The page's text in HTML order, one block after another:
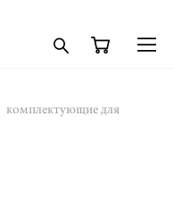
комплектующие для